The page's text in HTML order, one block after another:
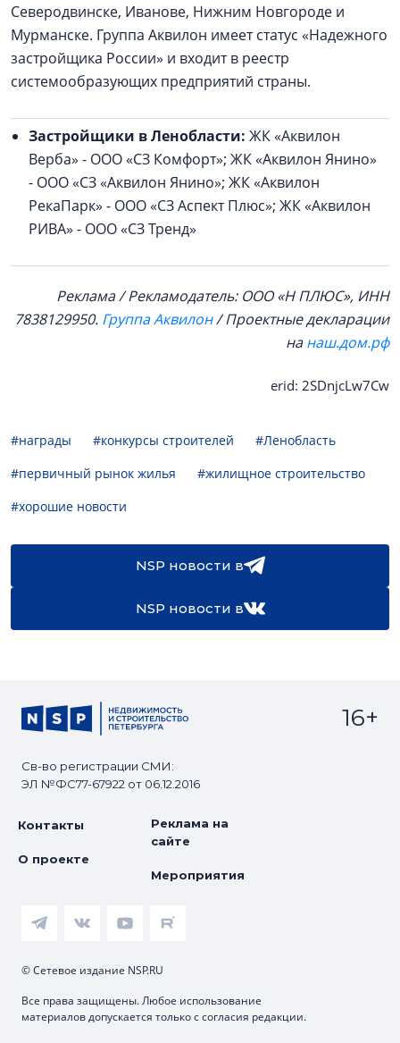
Северодвинске, Иванове, Нижним Новгороде и
Мурманске. Группа Аквилон имеет статус «Надежного
застройщика России» и входит в реестр
системообразующих предприятий страны.
Застройщики в Ленобласти: ЖК «Аквилон
Верба» - ООО «СЗ Комфорт»; ЖК «Аквилон Янино»
- ООО «СЗ «Аквилон Янино»; ЖК «Аквилон
РекаПарк» - ООО «СЗ Аспект Плюс»; ЖК «Аквилон
РИВА» - ООО «СЗ Тренд»
Реклама / Рекламодатель: ООО «Н ПЛЮС», ИНН
7838129950. Группа Аквилон/ Проектные декларации
нанаш.дом.рф
erid: 2SDnjcLw7Cw
#награды #конкурсы строителей
#Ленобласть
#первичный рынок жилья
#жилищное строительство
#хорошие новости
NSP новости в
NSP новости в
Св-во регистрации СМИ:
ЭЛ №ФС77-67922 от 06.12.2016
16+
Контакты
О проекте
Реклама на
сайте
Мероприятия
© Сетевое издание NSP.RU
Все права защищены. Любое использование
материалов допускается только с согласия редакции.